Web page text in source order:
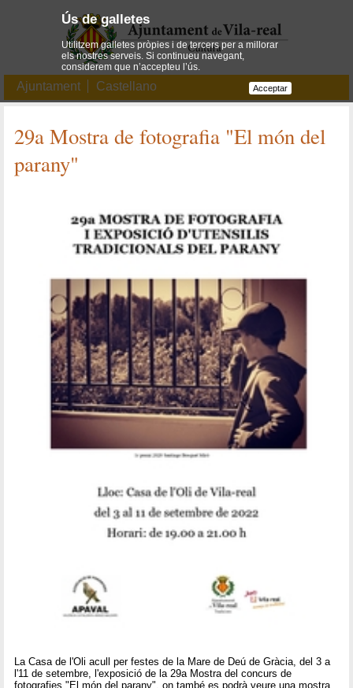
Ajuntament Castellano
29a Mostra de fotografia "El món del
parany"
La Casa de l'Oli acull per festes de la Mare de Deú de Gràcia, del 3 a
l'11 de setembre, l'exposició de la 29a Mostra del concurs de
fotografies "El món del parany", on també es podrà veure una mostra
Ús de galletes
Utilitzem galletes pròpies i de tercers per a millorar
els nostres serveis. Si continueu navegant,
considerem que n’accepteu l’ús.
Acceptar